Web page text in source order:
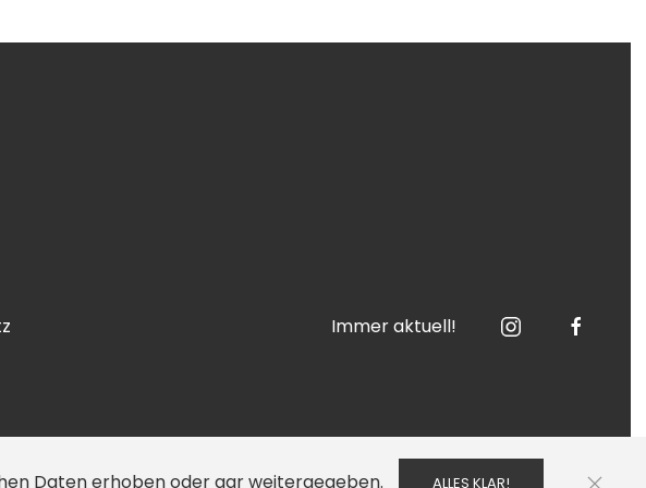
Daten erhoben oder gar weitergegeben. ALLES KLAR!
Immer aktuell!